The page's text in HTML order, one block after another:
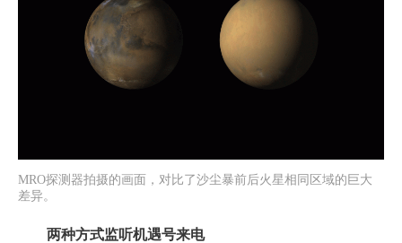
MRO探测器拍摄的画面，对比了沙尘暴前后火星相同区域的巨大
差异。
两种方式监听机遇号来电